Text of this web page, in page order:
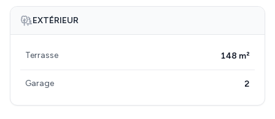
EXTÉRIEUR
Terrasse 148 m²
Garage 2